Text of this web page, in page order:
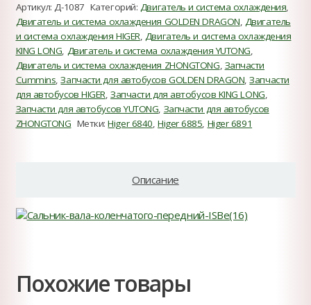
Артикул:Д-1087 Категорий: Двигатель и система охлаждения,
Двигатель и система охлаждения GOLDEN DRAGON, Двигатель
и система охлаждения HIGER, Двигатель и система охлаждения
KING LONG, Двигатель и система охлаждения YUTONG,
Двигатель и система охлаждения ZHONGTONG, Запчасти
Cummins,Запчасти для автобусов GOLDEN DRAGON,Запчасти
для автобусов HIGER,Запчасти для автобусов KING LONG,
Запчасти для автобусов YUTONG, Запчасти для автобусов
ZHONGTONG Метки:Higer 6840, Higer 6885, Higer 6891
Описание
Похожие товары